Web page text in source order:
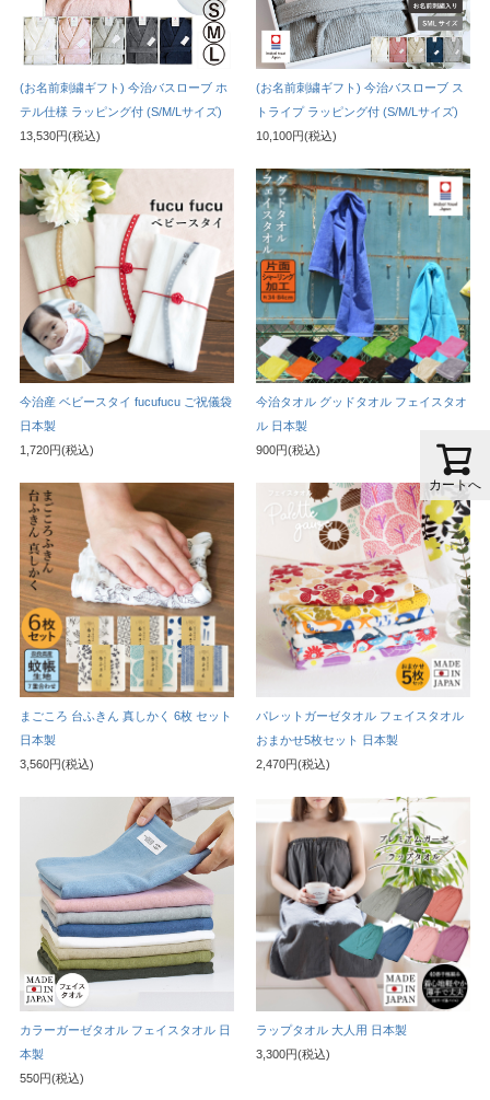
(お名前刺繍ギフト) 今治バスローブ ホ
テル仕様 ラッピング付 (S/M/Lサイズ)
13,530円(税込)
(お名前刺繍ギフト) 今治バスローブ ス
トライプ ラッピング付 (S/M/Lサイズ)
10,100円(税込)
今治産 ベビースタイ fucufucu ご祝儀袋
日本製
1,720円(税込)
今治タオル グッドタオル フェイスタオ
ル 日本製
900円(税込)
まごころ 台ふきん 真しかく 6枚 セット
日本製
3,560円(税込)
パレットガーゼタオル フェイスタオル
おまかせ5枚セット 日本製
2,470円(税込)
カラーガーゼタオル フェイスタオル 日
本製
550円(税込)
ラップタオル 大人用 日本製
3,300円(税込)
カートへ